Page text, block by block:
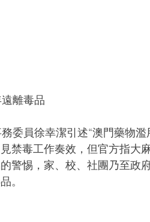
遠離毒品
禁毒工作奏效，但官方指大
警惕，家、校、社團乃至政
。